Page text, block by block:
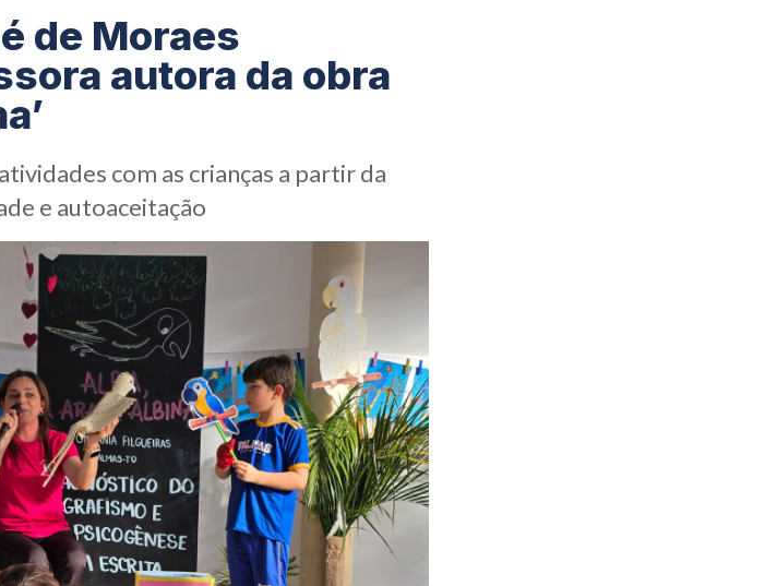
de Moraes
autora da obra
com as crianças a partir da
e autoaceitação